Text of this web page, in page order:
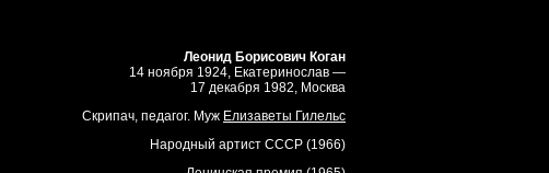
Леонид Борисович Коган
14 ноября 1924, Екатеринослав —
17 декабря 1982, Москва
Скрипач, педагог. Муж Елизаветы Гилельс
Народный артист СССР (1966)